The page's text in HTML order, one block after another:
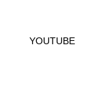
YOUTUBE